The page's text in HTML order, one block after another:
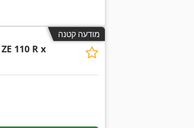
מודעה קטנה
ZE 110 R x